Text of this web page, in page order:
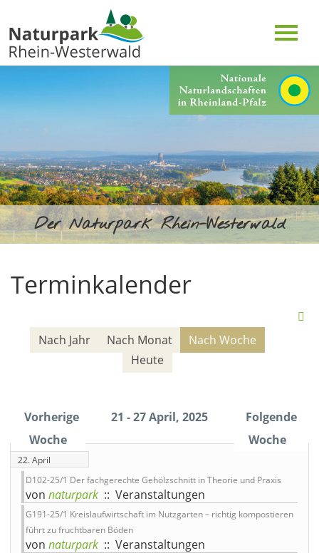
Der Naturpark Rhein-Westerwald
Terminkalender
Nach Jahr Nach Monat
Nach Woche
Heute
Vorherige
Woche
21 - 27 April, 2025
Folgende
Woche
22. April
D102-25/1 Der fachgerechte Gehölzschnitt in Theorie und Praxis
von naturpark :: Veranstaltungen
G191-25/1 Kreislaufwirtschaft im Nutzgarten – richtig kompostieren
führt zu fruchtbaren Böden
von naturpark :: Veranstaltungen